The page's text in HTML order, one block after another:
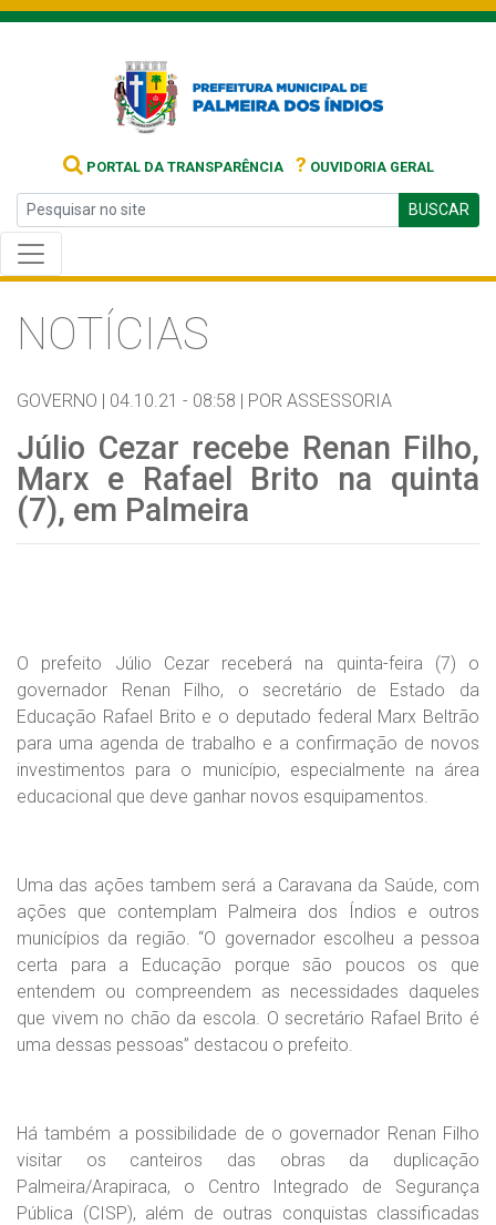
PORTAL DA TRANSPARÊNCIA ? OUVIDORIA GERAL
BUSCAR
NOTÍCIAS
GOVERNO | 04.10.21 - 08:58 | POR ASSESSORIA
Júlio Cezar recebe Renan Filho,
Marx e Rafael Brito na quinta
(7), em Palmeira
O prefeito Júlio Cezar receberá na quinta-feira (7) o
governador Renan Filho, o secretário de Estado da
Educação Rafael Brito e o deputado federal Marx Beltrão
para uma agenda de trabalho e a confirmação de novos
investimentos para o município, especialmente na área
educacional que deve ganhar novos esquipamentos.
Uma das ações tambem será a Caravana da Saúde, com
ações que contemplam Palmeira dos Índios e outros
municípios da região. “O governador escolheu a pessoa
certa para a Educação porque são poucos os que
entendem ou compreendem as necessidades daqueles
que vivem no chão da escola. O secretário Rafael Brito é
uma dessas pessoas” destacou o prefeito.
Há também a possibilidade de o governador Renan Filho
visitar os canteiros das obras da duplicação
Palmeira/Arapiraca, o Centro Integrado de Segurança
Pública (CISP), além de outras conquistas classificadas